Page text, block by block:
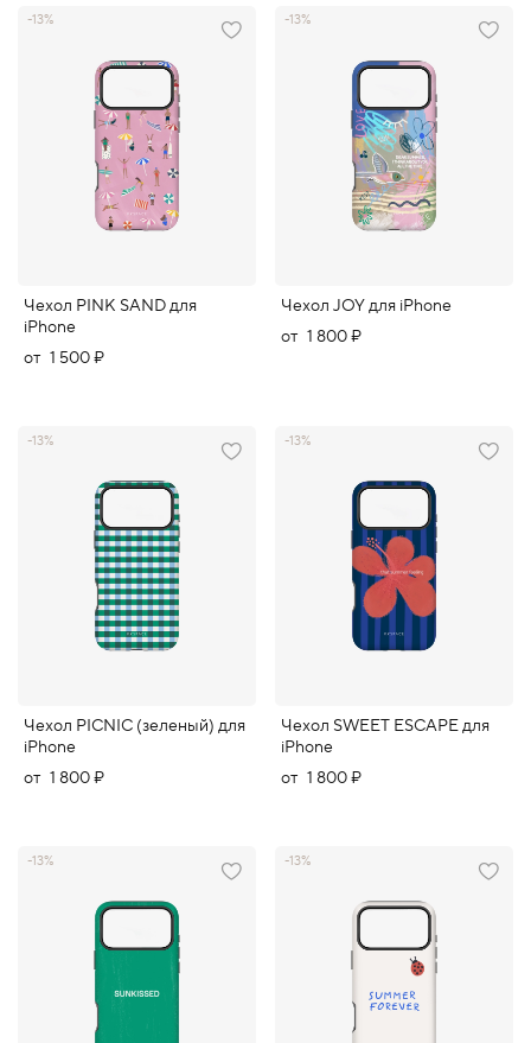
-13%
Чехол PINK SAND для
iPhone
от 1 500 ₽
-13%
Чехол JOY для iPhone
от 1 800 ₽
-13%
Чехол PICNIC (зеленый) для
iPhone
от 1 800 ₽
-13%
Чехол SWEET ESCAPE для
iPhone
от 1 800 ₽
-13% -13%